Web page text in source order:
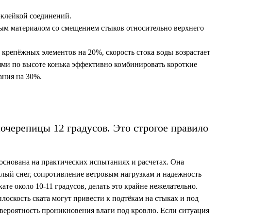
соединений.
материалом со смещением стыков относительно верхнего
элементов на 20%, скорость стока воды возрастает
по высоте конька эффективно комбинировать короткие
на 30%.
12 градусов. Это строгое правило
на практических испытаниях и расчетах. Она
снег, сопротивление ветровым нагрузкам и надежность
около 10-11 градусов, делать это крайне нежелательно.
ската могут привести к подтёкам на стыках и под
проникновения влаги под кровлю. Если ситуация